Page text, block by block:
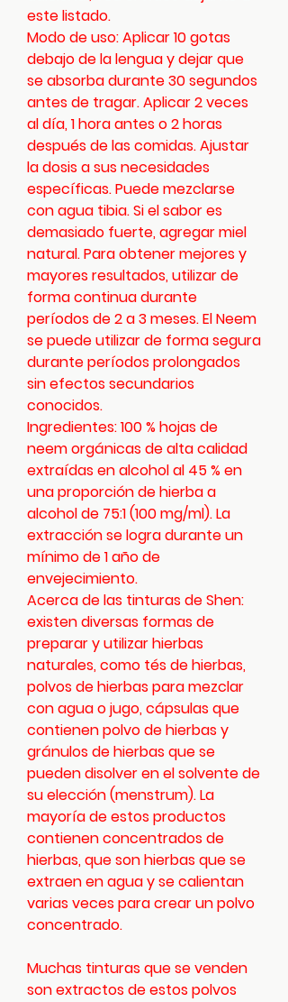
este listado.
Modo de uso: Aplicar 10 gotas
debajo de la lengua y dejar que
se absorba durante 30 segundos
antes de tragar. Aplicar 2 veces
al día, 1 hora antes o 2 horas
después de las comidas. Ajustar
la dosis a sus necesidades
específicas. Puede mezclarse
con agua tibia. Si el sabor es
demasiado fuerte, agregar miel
natural. Para obtener mejores y
mayores resultados, utilizar de
forma continua durante
períodos de 2 a 3 meses. El Neem
se puede utilizar de forma segura
durante períodos prolongados
sin efectos secundarios
conocidos.
Ingredientes: 100 % hojas de
neem orgánicas de alta calidad
extraídas en alcohol al 45 % en
una proporción de hierba a
alcohol de 75:1 (100 mg/ml). La
extracción se logra durante un
mínimo de 1 año de
envejecimiento.
Acerca de las tinturas de Shen:
existen diversas formas de
preparar y utilizar hierbas
naturales, como tés de hierbas,
polvos de hierbas para mezclar
con agua o jugo, cápsulas que
contienen polvo de hierbas y
gránulos de hierbas que se
pueden disolver en el solvente de
su elección (menstrum). La
mayoría de estos productos
contienen concentrados de
hierbas, que son hierbas que se
extraen en agua y se calientan
varias veces para crear un polvo
concentrado.
Muchas tinturas que se venden
son extractos de estos polvos